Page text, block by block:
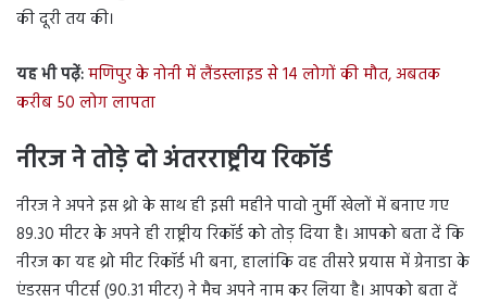
की दूरी तय की।
यह भी पढ़ें:मणिपुर के नोनी में लैंडस्लाइड से 14 लोगों की मौत, अबतक
करीब 50 लोग लापता
नीरज ने तोड़े दो अंतरराष्ट्रीय रिकॉर्ड
नीरज ने अपने इस थ्रो के साथ ही इसी महीने पावो नुर्मी खेलों में बनाए गए
89.30 मीटर के अपने ही राष्ट्रीय रिकॉर्ड को तोड़ दिया है। आपको बता दें कि
नीरज का यह थ्रो मीट रिकॉर्ड भी बना, हालांकि वह तीसरे प्रयास में ग्रेनाडा के
एंडरसन पीटर्स (90.31 मीटर) ने मैच अपने नाम कर लिया है। आपको बता दें